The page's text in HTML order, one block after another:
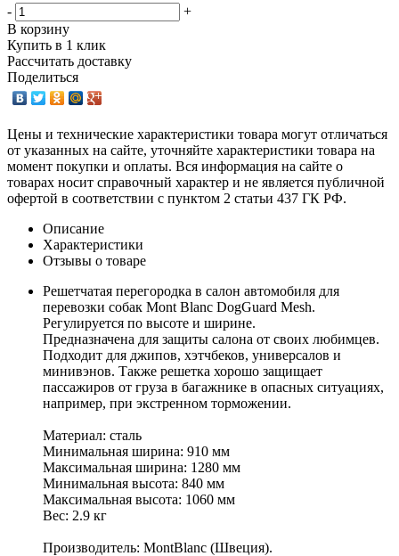
-
+
В корзину
Купить в 1 клик
Рассчитать доставку
Поделиться
Цены и технические характеристики товара могут отличаться
от указанных на сайте, уточняйте характеристики товара на
момент покупки и оплаты. Вся информация на сайте о
товарах носит справочный характер и не является публичной
офертой в соответствии с пунктом 2 статьи 437 ГК РФ.
Описание
Характеристики
Отзывы о товаре
Решетчатая перегородка в салон автомобиля для
перевозки собак Mont Blanc DogGuard Mesh.
Регулируется по высоте и ширине.
Предназначена для защиты салона от своих любимцев.
Подходит для джипов, хэтчбеков, универсалов и
минивэнов. Также решетка хорошо защищает
пассажиров от груза в багажнике в опасных ситуациях,
например, при экстренном торможении.
Материал: сталь
Минимальная ширина: 910 мм
Максимальная ширина: 1280 мм
Минимальная высота: 840 мм
Максимальная высота: 1060 мм
Вес: 2.9 кг
Производитель: MontBlanc (Швеция).